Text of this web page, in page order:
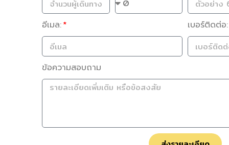
อีเมล: เบอร์ติดต่อ:
ข้อความสอบถาม